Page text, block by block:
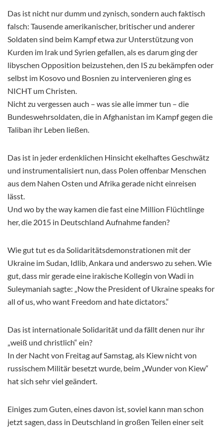
Das ist nicht nur dumm und zynisch, sondern auch faktisch
falsch: Tausende amerikanischer, britischer und anderer
Soldaten sind beim Kampf etwa zur Unterstützung von
Kurden im Irak und Syrien gefallen, als es darum ging der
libyschen Opposition beizustehen, den IS zu bekämpfen oder
selbst im Kosovo und Bosnien zu intervenieren ging es
NICHT um Christen.
Nicht zu vergessen auch – was sie alle immer tun – die
Bundeswehrsoldaten, die in Afghanistan im Kampf gegen die
Taliban ihr Leben ließen.
Das ist in jeder erdenklichen Hinsicht ekelhaftes Geschwätz
und instrumentalisiert nun, dass Polen offenbar Menschen
aus dem Nahen Osten und Afrika gerade nicht einreisen
lässt.
Und wo by the way kamen die fast eine Million Flüchtlinge
her, die 2015 in Deutschland Aufnahme fanden?
Wie gut tut es da Solidaritätsdemonstrationen mit der
Ukraine im Sudan, Idlib, Ankara und anderswo zu sehen. Wie
gut, dass mir gerade eine irakische Kollegin von Wadi in
Suleymaniah sagte: „Now the President of Ukraine speaks for
all of us, who want Freedom and hate dictators.“
Das ist internationale Solidarität und da fällt denen nur ihr
„weiß und christlich“ ein?
In der Nacht von Freitag auf Samstag, als Kiew nicht von
russischem Militär besetzt wurde, beim „Wunder von Kiew“
hat sich sehr viel geändert.
Einiges zum Guten, eines davon ist, soviel kann man schon
jetzt sagen, dass in Deutschland in großen Teilen einer seit